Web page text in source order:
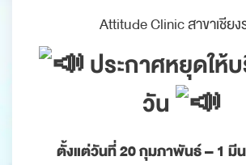
Attitude Clinic สาขาเชียง
ประกาศหยุดให้
วัน
ตั้งแต่วันที่ 20 กุมภาพันธ์ – 1 มี